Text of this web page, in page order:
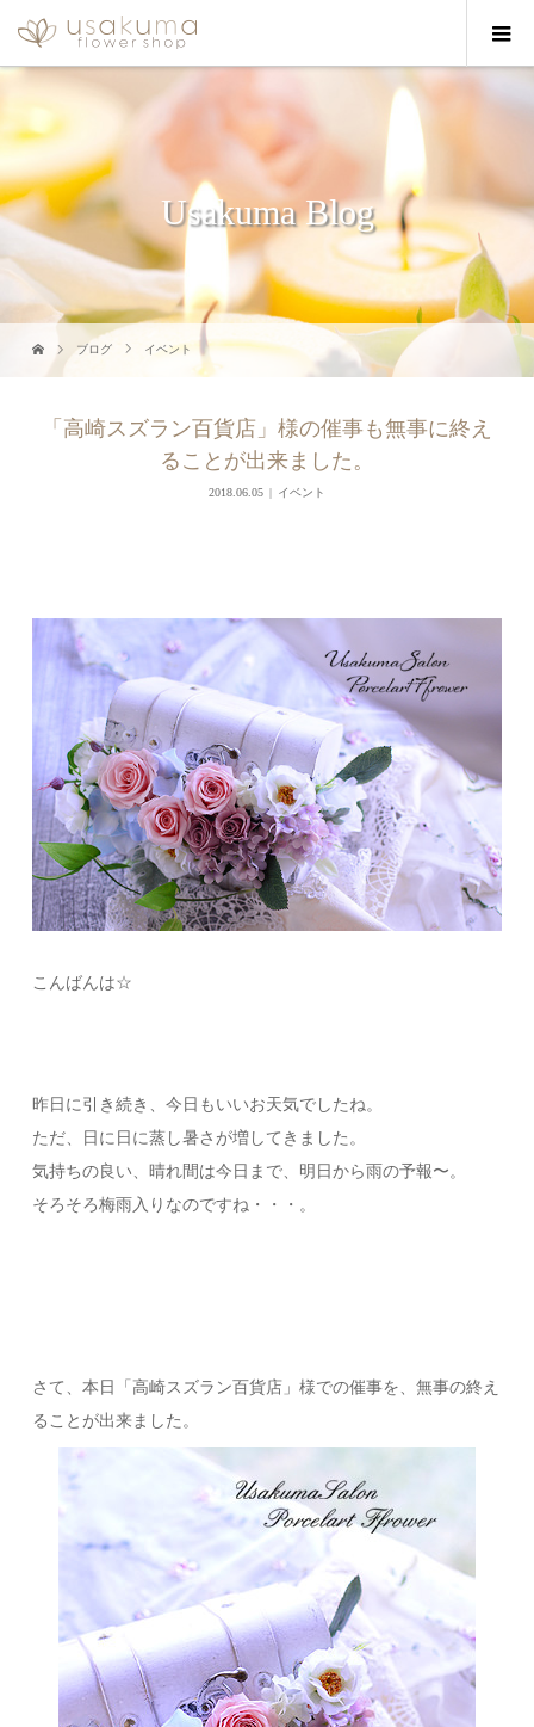
Usakuma Blog
ブログ イベント
「高崎スズラン百貨店」様の催事も無事に終え
ることが出来ました。
2018.06.05 イベント
こんばんは☆
昨日に引き続き、今日もいいお天気でしたね。
ただ、日に日に蒸し暑さが増してきました。
気持ちの良い、晴れ間は今日まで、明日から雨の予報〜。
そろそろ梅雨入りなのですね・・・。
さて、本日「高崎スズラン百貨店」様での催事を、無事の終え
ることが出来ました。